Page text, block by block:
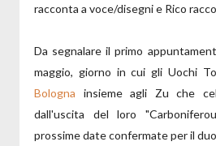
racconta a voce/disegni e Rico
Da segnalare il primo
maggio, giorno in cui gli Uochi
Bologna insieme agli Zu che
dall'uscita del loro
prossime date confermate per il